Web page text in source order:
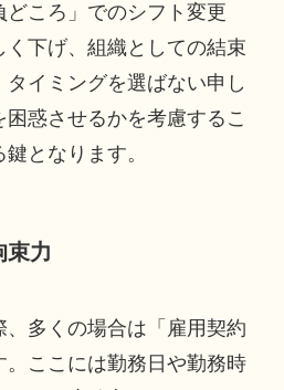
ころ」でのシフト変更
下げ、組織としての結束
イミングを選ばない申し
惑させるかを考慮するこ
となります。
束力
多くの場合は「雇用契約
ここには勤務日や勤務時